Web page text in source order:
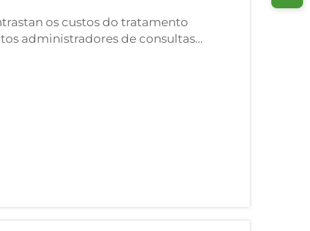
os custos do tratamento
administradores de consultas
rexistros financeiros completos
para dedo martillo...